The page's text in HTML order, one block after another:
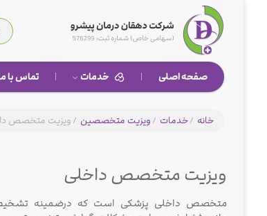
صفحه اصلی خدمات تماس با
خانه /خدمات / ویزیت متخصصین / ویزیت متخصص
ویزیت متخصص داخلی
متخصص داخلی پزشکی است که درضمینه تشخیص